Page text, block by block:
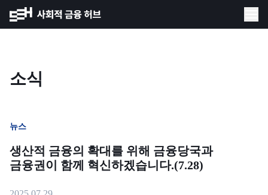
소식
뉴스
생산적 금융의 확대를 위해 금융당국과
금융권이 함께 혁신하겠습니다.(7.28)